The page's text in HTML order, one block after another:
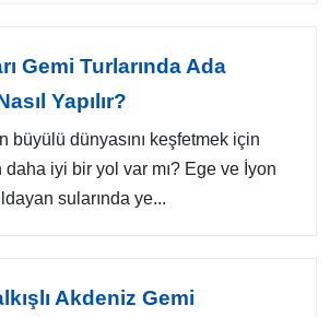
Gemi Turlarında Ada
Yapılır?
büyülü dünyasını keşfetmek için
daha iyi bir yol var mı? Ege ve İyon
sularında ye...
Akdeniz Gemi